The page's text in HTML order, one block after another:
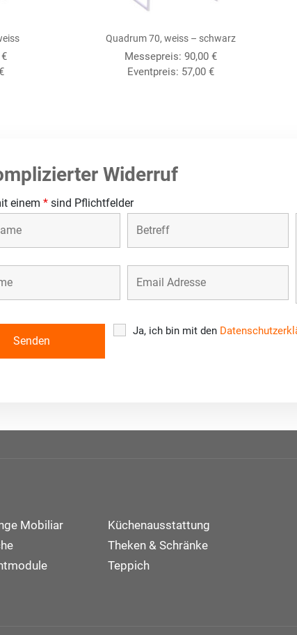
€
Quadrum 70, weiss – schwarz
Messepreis:90,00€
Eventpreis: 57,00€
Widerruf
einem *sind Pflichtfelder
Ja, ich bin mit den
Mobiliar
Küchenausstattung
Theken & Schränke
Teppich